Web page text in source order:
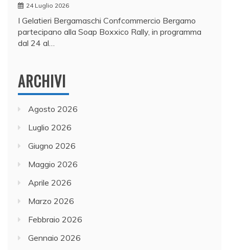
24 Luglio 2026
I Gelatieri Bergamaschi Confcommercio Bergamo
partecipano alla Soap Boxxico Rally, in programma
dal 24 al…
ARCHIVI
Agosto 2026
Luglio 2026
Giugno 2026
Maggio 2026
Aprile 2026
Marzo 2026
Febbraio 2026
Gennaio 2026